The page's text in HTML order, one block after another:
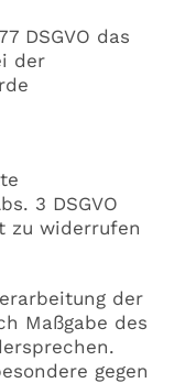
DSGVO das
der
3 DSGVO
zu widerrufen
der
Maßgabe des
gegen